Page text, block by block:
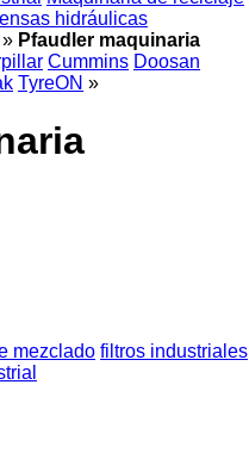
hidráulicas
» Pfaudler maquinaria
Cummins Doosan
TyreON »
mezclado filtros industriales